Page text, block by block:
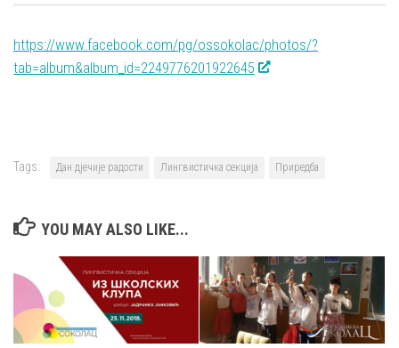
https://www.facebook.com/pg/ossokolac/photos/?
tab=album&album_id=2249776201922645
Tags: Дан дјечије радости Лингвистичка секција Приредба
YOU MAY ALSO LIKE...